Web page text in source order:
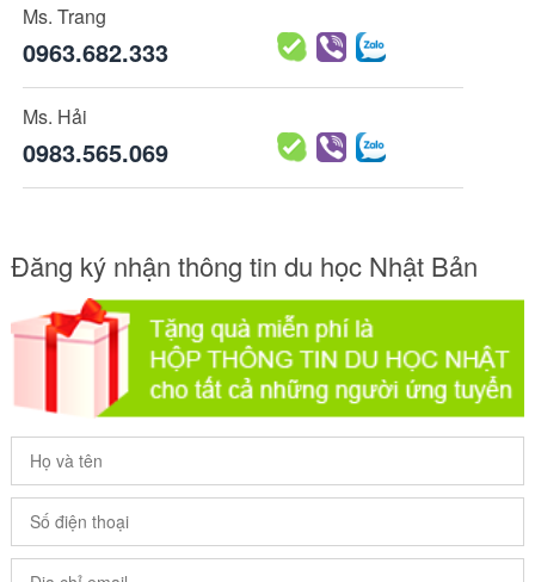
Ms. Trang
0963.682.333
Ms. Hải
0983.565.069
Đăng ký nhận thông tin du học Nhật Bản